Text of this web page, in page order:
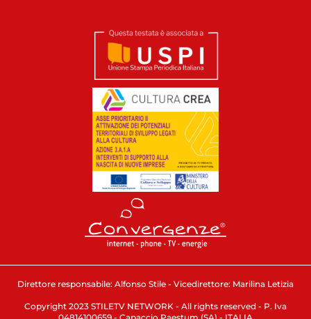
Direttore responsabile: Alfonso Stile - Vicedirettore: Marilina Letizia
Copyright 2023 STILETV NETWORK - All rights reserved - P. Iva